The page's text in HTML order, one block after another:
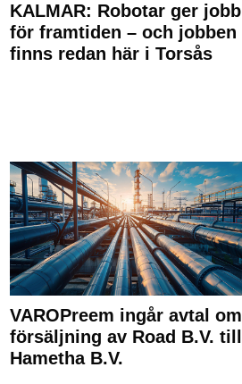
KALMAR: Robotar ger jobb
för framtiden – och jobben
finns redan här i Torsås
VAROPreem ingår avtal om
försäljning av Road B.V. till
Hametha B.V.